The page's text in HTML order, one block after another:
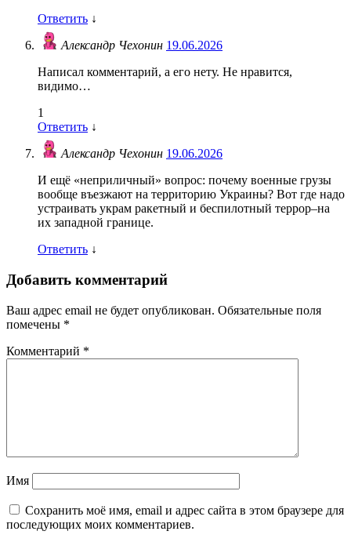
Ответить ↓
Александр Чехонин 19.06.2026
Написал комментарий, а его нету. Не нравится,
видимо…
1
Ответить ↓
Александр Чехонин 19.06.2026
И ещё «неприличный» вопрос: почему военные грузы
вообще въезжают на территорию Украины? Вот где надо
устраивать украм ракетный и беспилотный террор–на
их западной границе.
Ответить ↓
Добавить комментарий
Ваш адрес email не будет опубликован. Обязательные поля
помечены *
Комментарий *
Имя
Сохранить моё имя, email и адрес сайта в этом браузере для
последующих моих комментариев.